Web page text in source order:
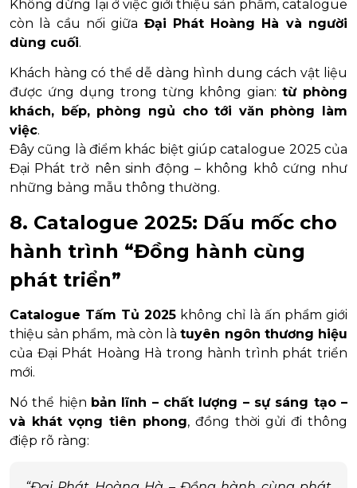
Không dừng lại ở việc giới thiệu sản phẩm, catalogue
còn là cầu nối giữa Đại Phát Hoàng Hà và người
dùng cuối.
Khách hàng có thể dễ dàng hình dung cách vật liệu
được ứng dụng trong từng không gian:từ phòng
khách, bếp, phòng ngủ cho tới văn phòng làm
việc.
Đây cũng là điểm khác biệt giúp catalogue 2025 của
Đại Phát trở nên sinh động – không khô cứng như
những bảng mẫu thông thường.
8. Catalogue 2025: Dấu mốc cho
hành trình “Đồng hành cùng
phát triển”
Catalogue Tấm Tủ 2025 không chỉ là ấn phẩm giới
thiệu sản phẩm, mà còn làtuyên ngôn thương hiệu
của Đại Phát Hoàng Hà trong hành trình phát triển
mới.
Nó thể hiện bản lĩnh – chất lượng – sự sáng tạo –
và khát vọng tiên phong, đồng thời gửi đi thông
điệp rõ ràng: